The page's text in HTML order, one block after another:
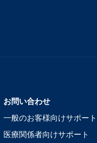
お問い合わせ
一般のお客様向けサポート
医療関係者向けサポート